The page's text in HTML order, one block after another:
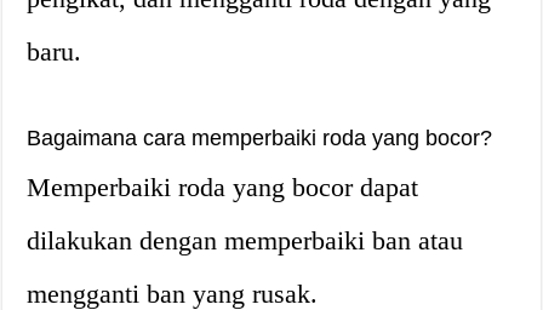
baru.
Bagaimana cara memperbaiki roda yang bocor?
Memperbaiki roda yang bocor dapat
dilakukan dengan memperbaiki ban atau
mengganti ban yang rusak.